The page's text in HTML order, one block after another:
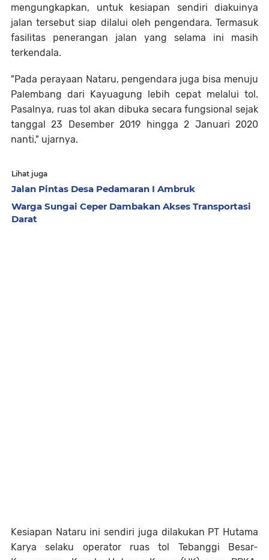
mengungkapkan, untuk kesiapan sendiri diakuinya
jalan tersebut siap dilalui oleh pengendara. Termasuk
fasilitas penerangan jalan yang selama ini masih
terkendala.
"Pada perayaan Nataru, pengendara juga bisa menuju
Palembang dari Kayuagung lebih cepat melalui tol.
Pasalnya, ruas tol akan dibuka secara fungsional sejak
tanggal 23 Desember 2019 hingga 2 Januari 2020
nanti," ujarnya.
Lihat juga
Jalan Pintas Desa Pedamaran I Ambruk
Warga Sungai Ceper Dambakan Akses Transportasi
Darat
Kesiapan Nataru ini sendiri juga dilakukan PT Hutama
Karya selaku operator ruas tol Tebanggi Besar-